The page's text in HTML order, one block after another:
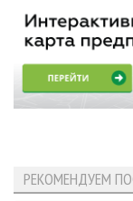
РЕКОМЕНДУЕМ